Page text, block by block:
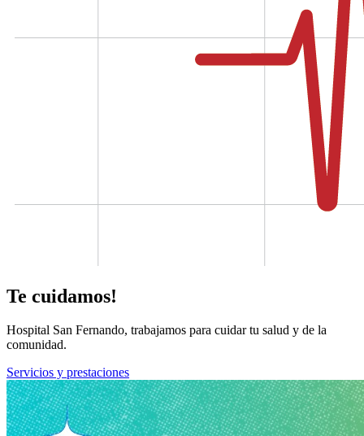
Te cuidamos!
Hospital San Fernando, trabajamos para cuidar tu salud y de la
comunidad.
Servicios y prestaciones